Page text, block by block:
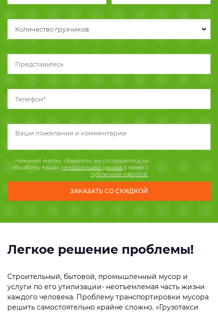
Количество грузчиков
Нажимая кнопку «Заказать», вы соглашаетесь на
обработку ваших персональных данных,а также с
публичной офертой.
Легкое решение проблемы!
Строительный, бытовой, промышленный мусор и
услуги по его утилизации- неотъемлемая часть жизни
каждого человека. Проблему транспортировки мусора
решить самостоятельно крайне сложно. «Грузотакси